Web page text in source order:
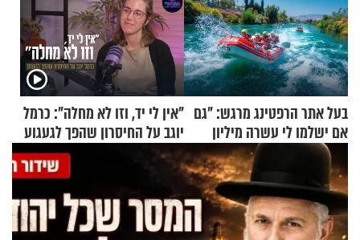
בעל אתר הרפטינג מרגש: "גם
אם ישלמו לי עשרה מיליון
שקלים - לא אפתח בשבת"
"אין לי יד, וזו לא מחלה": כרמל
יוגב על החיסרון שהפך לגעגוע